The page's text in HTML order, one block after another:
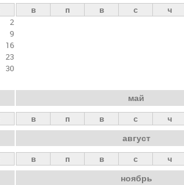
2
9
16
23
30
в п в с ч
май
в п в с ч
август
в п в с ч
ноябрь